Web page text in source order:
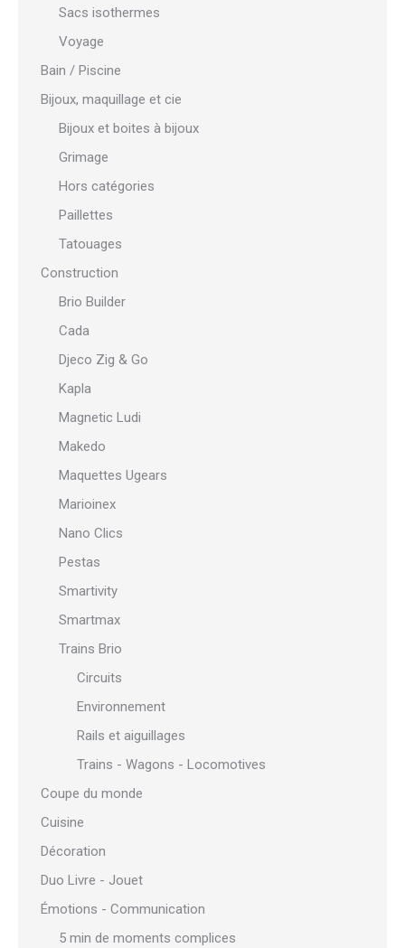
Sacs isothermes
Voyage
Bain / Piscine
Bijoux, maquillage et cie
Bijoux et boites à bijoux
Grimage
Hors catégories
Paillettes
Tatouages
Construction
Brio Builder
Cada
Djeco Zig & Go
Kapla
Magnetic Ludi
Makedo
Maquettes Ugears
Marioinex
Nano Clics
Pestas
Smartivity
Smartmax
Trains Brio
Circuits
Environnement
Rails et aiguillages
Trains - Wagons - Locomotives
Coupe du monde
Cuisine
Décoration
Duo Livre - Jouet
Émotions - Communication
5 min de moments complices